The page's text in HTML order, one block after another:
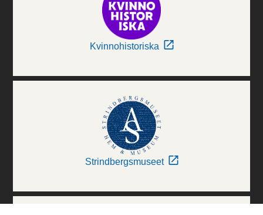
Kvinnohistoriska
Strindbergsmuseet